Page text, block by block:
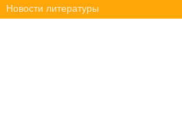
Новости литературы